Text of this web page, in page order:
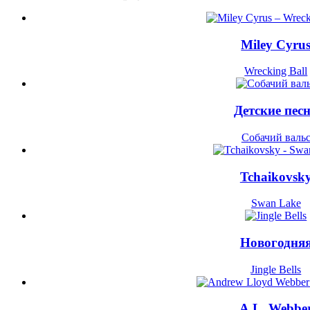
Miley Cyrus
Wrecking Ball
Детские
Cобачий вальс
Swan Lake
Jingle Bells